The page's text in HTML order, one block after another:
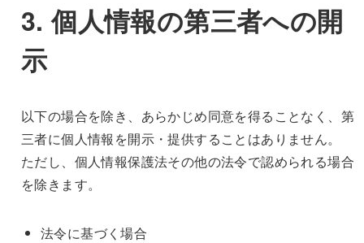
3. 個人情報の第三者への開
示
以下の場合を除き、あらかじめ同意を得ることなく、第
三者に個人情報を開示・提供することはありません。
ただし、個人情報保護法その他の法令で認められる場合
を除きます。
法令に基づく場合